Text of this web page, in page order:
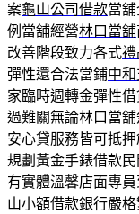
案龜山公司借款當
例當舖經營林口當舖
改善階段致力各式禮
彈性還合法當鋪中
家臨時週轉金彈性借
過難關無論林口當
安心貸服務皆可抵
規劃黃金手錶借款
有實體溫馨店面專
山小額借款銀行嚴